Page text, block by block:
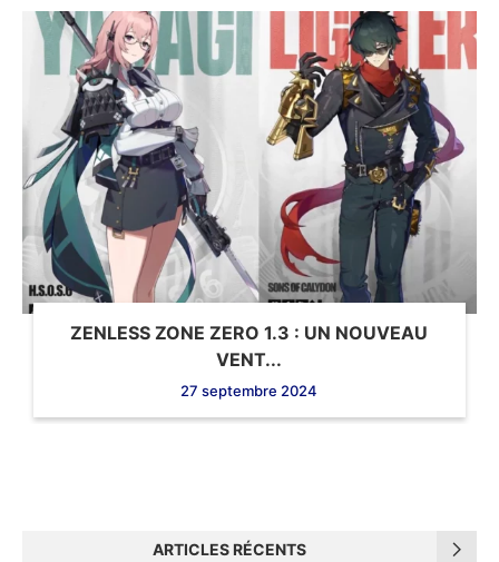
ZENLESS ZONE ZERO 1.3 : UN NOUVEAU
VENT...
27 septembre 2024
ARTICLES RÉCENTS